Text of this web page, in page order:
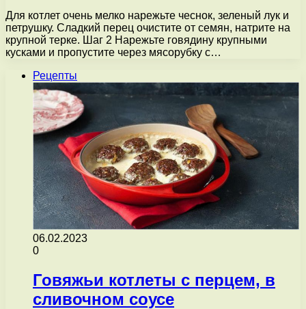
Для котлет очень мелко нарежьте чеснок, зеленый лук и
петрушку. Сладкий перец очистите от семян, натрите на
крупной терке. Шаг 2 Нарежьте говядину крупными
кусками и пропустите через мясорубку с…
Рецепты
06.02.2023
0
Говяжьи котлеты с перцем, в
сливочном соусе